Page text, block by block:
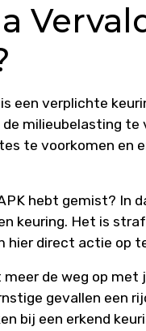
een verplichte
milieubelasting
te voorkomen en
hebt gemist? In
keuring. Het is
hier direct actie op
meer de weg op
gevallen een
bij een erkend